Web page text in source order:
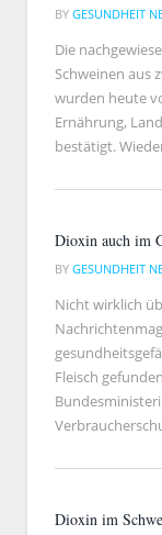
BY GESUNDHEIT
Die
Schweinen aus
wurden heute
Ernährung,
bestätigt.
Dioxin auch im
BY GESUNDHEIT
Nicht wirklich
Fleisch
Dioxin im